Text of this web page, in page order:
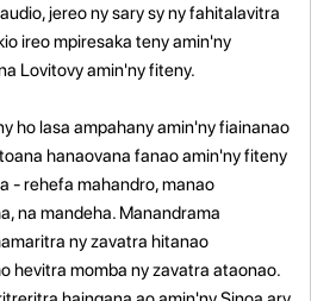
jereo ny sary sy ny fahitalavitra
ireo mpiresaka teny amin'ny
Lovitovy amin'ny fiteny.
ho lasa ampahany amin'ny fiainanao
hanaovana fanao amin'ny fiteny
- rehefa mahandro, manao
na mandeha. Manandrama
ny zavatra hitanao
hevitra momba ny zavatra ataonao.